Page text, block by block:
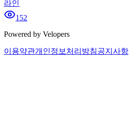
라인
152
Powered by Velopers
이용약관개인정보처리방침공지사항